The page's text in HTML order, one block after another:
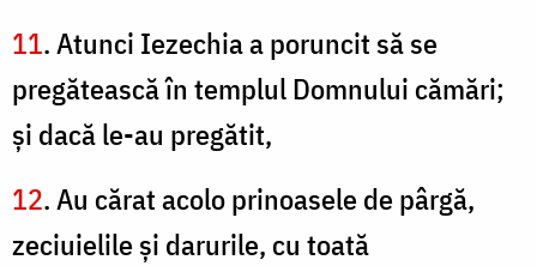
11. Atunci Iezechia a poruncit să se
pregătească în templul Domnului cămări;
şi dacă le-au pregătit,
12. Au cărat acolo prinoasele de pârgă,
zeciuielile şi darurile, cu toată